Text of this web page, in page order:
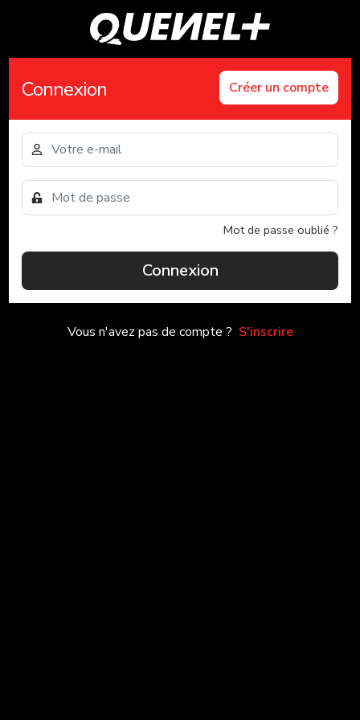
Connexion Créer un compte
Mot de passe oublié ?
Connexion
Vous n'avez pas de compte ? S'inscrire